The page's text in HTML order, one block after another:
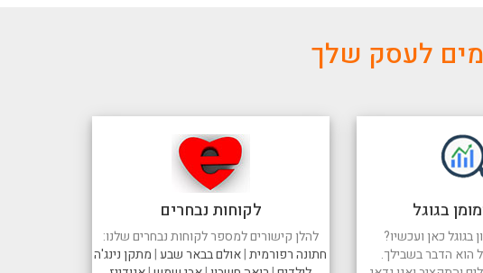
לעסק שלך
לקוחות נבחרים
להלן קישורים למספר לקוחות נבחרים שלנו:
חתונה רפורמית|אולם בבאר שבע|מתקן נינג'ה
בגוגל
בגוגל כאן ועכשיו?
הוא הדבר בשבילך.